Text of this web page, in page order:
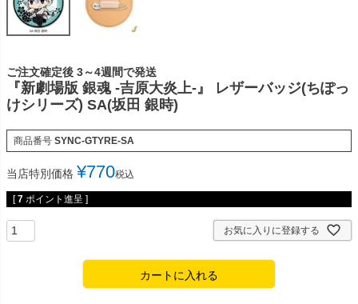
ご注文確定後 3～4週間で発送
『新劇場版 銀魂 -吉原大炎上-』 レザーバッジ(ちぽっ
けシリーズ) SA(坂田 銀時)
商品番号 SYNC-GTYRE-SA
当店特別価格 ¥770税込
[ 7 ポイント進呈 ]
お気に入りに登録する
カートに入れる